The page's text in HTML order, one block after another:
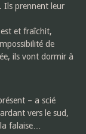
Ils prennent leur
et fraîchit,
de
ils vont dormir à
– a scié
vers le sud,
falaise…